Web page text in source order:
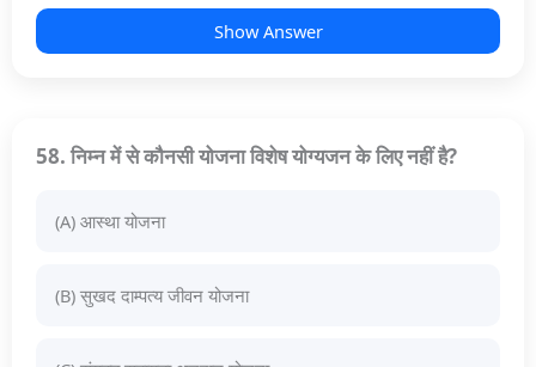
Show Answer
58. निम्न में से कौनसी योजना विशेष योग्यजन के लिए नहीं है?
(A) आस्था योजना
(B) सुखद दाम्पत्य जीवन योजना